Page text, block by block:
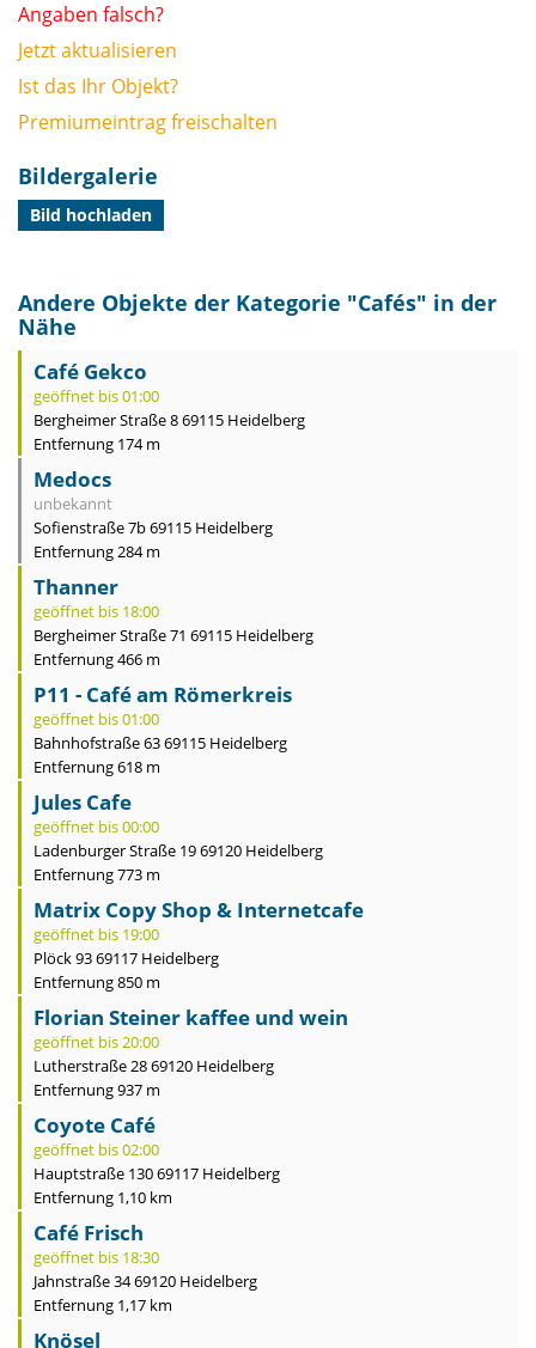
Angaben falsch?
Jetzt aktualisieren
Ist das Ihr Objekt?
Premiumeintrag freischalten
Bildergalerie
Bild hochladen
Andere Objekte der Kategorie "Cafés" in der
Nähe
Café Gekco
geöffnet bis 01:00
Bergheimer Straße 8 69115 Heidelberg
Entfernung 174 m
Medocs
unbekannt
Sofienstraße 7b 69115 Heidelberg
Entfernung 284 m
Thanner
geöffnet bis 18:00
Bergheimer Straße 71 69115 Heidelberg
Entfernung 466 m
P11 - Café am Römerkreis
geöffnet bis 01:00
Bahnhofstraße 63 69115 Heidelberg
Entfernung 618 m
Jules Cafe
geöffnet bis 00:00
Ladenburger Straße 19 69120 Heidelberg
Entfernung 773 m
Matrix Copy Shop & Internetcafe
geöffnet bis 19:00
Plöck 93 69117 Heidelberg
Entfernung 850 m
Florian Steiner kaffee und wein
geöffnet bis 20:00
Lutherstraße 28 69120 Heidelberg
Entfernung 937 m
Coyote Café
geöffnet bis 02:00
Hauptstraße 130 69117 Heidelberg
Entfernung 1,10 km
Café Frisch
geöffnet bis 18:30
Jahnstraße 34 69120 Heidelberg
Entfernung 1,17 km
Knösel